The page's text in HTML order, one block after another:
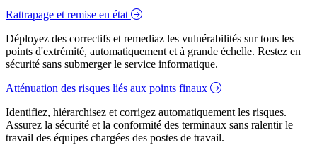
Rattrapage et remise en état
Déployez des correctifs et remediaz les vulnérabilités sur tous les
points d'extrémité, automatiquement et à grande échelle. Restez en
sécurité sans submerger le service informatique.
Atténuation des risques liés aux points finaux
Identifiez, hiérarchisez et corrigez automatiquement les risques.
Assurez la sécurité et la conformité des terminaux sans ralentir le
travail des équipes chargées des postes de travail.